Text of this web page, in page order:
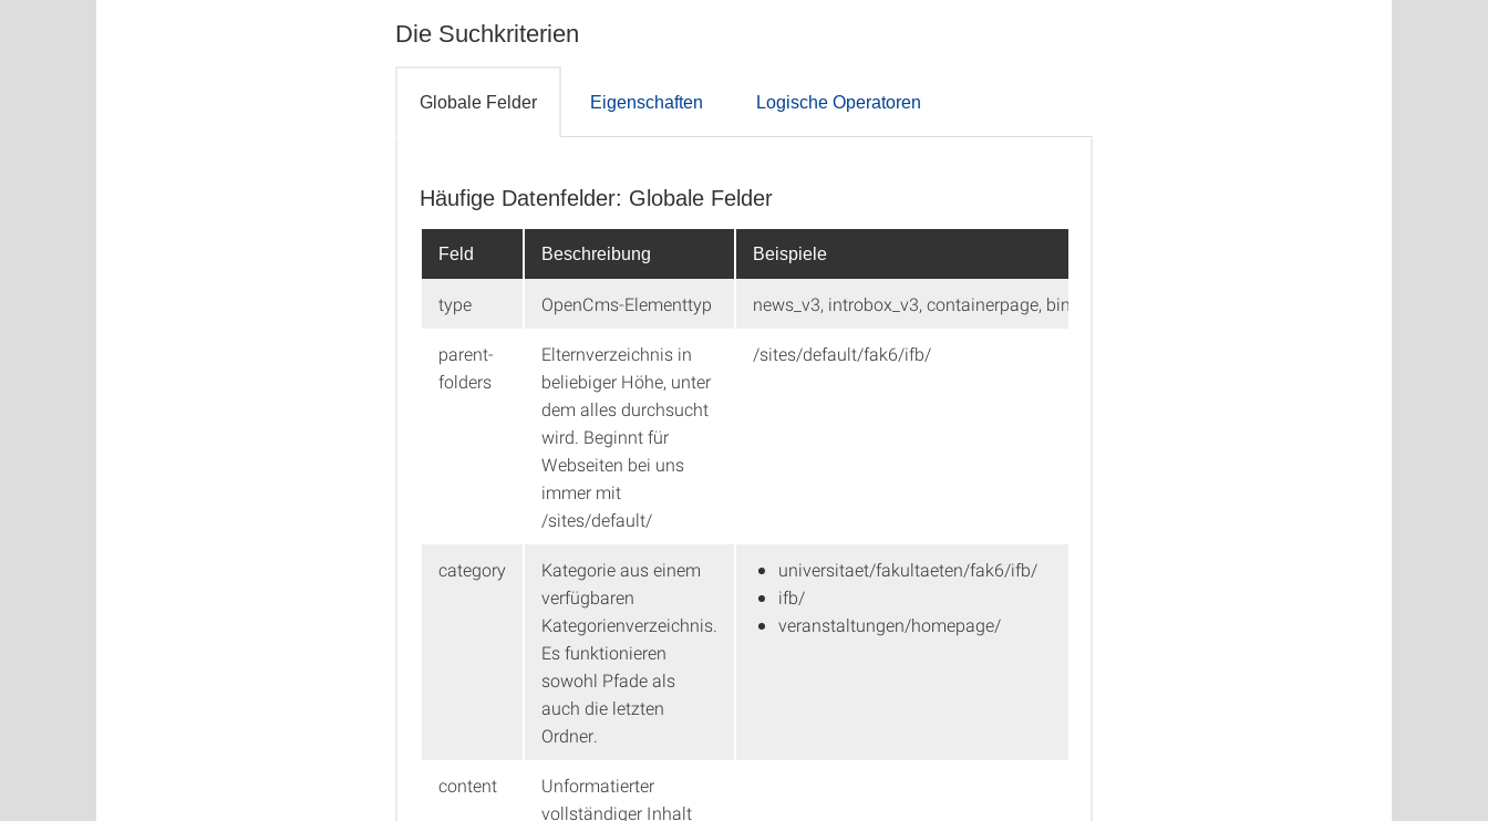
Die Suchkriterien
Globale Felder Eigenschaften Logische Operatoren
Häufige Datenfelder: Globale Felder
Feld Beschreibung Beispiele
type OpenCms-Elementtyp news_v3, introbox_v3, containerpage, binary
parent-
folders
Elternverzeichnis in
beliebiger Höhe, unter
dem alles durchsucht
wird. Beginnt für
Webseiten bei uns
immer mit
/sites/default/
/sites/default/fak6/ifb/
category
Kategorie aus einem
verfügbaren
Kategorienverzeichnis.
Es funktionieren
sowohl Pfade als
auch die letzten
Ordner.
universitaet/fakultaeten/fak6/ifb/
ifb/
veranstaltungen/homepage/
content
Unformatierter
vollständiger Inhalt